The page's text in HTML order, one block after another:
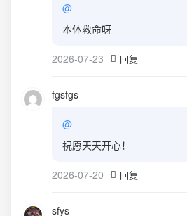
@
本体救命呀
2026-07-23 回复
fgsfgs
@
祝愿天天开心！
2026-07-20 回复
sfys